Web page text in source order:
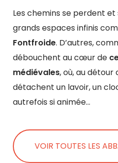
Les chemins se perdent
grands espaces infinis
Fontfroide. D’autres,
débouchent au cœur de
médiévales, où, au détour
détachent un lavoir, un
autrefois si animée…
VOIR TOUTES LES